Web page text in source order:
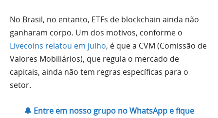
No Brasil, no entanto, ETFs de blockchain ainda não
ganharam corpo. Um dos motivos, conforme o
Livecoins relatou em julho, é que a CVM (Comissão de
Valores Mobiliários), que regula o mercado de
capitais, ainda não tem regras específicas para o
setor.
🔔 Entre em nosso grupo no WhatsApp e fique